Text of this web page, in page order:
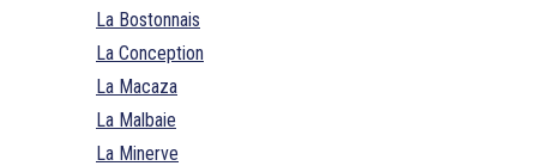
La Bostonnais
La Conception
La Macaza
La Malbaie
La Minerve